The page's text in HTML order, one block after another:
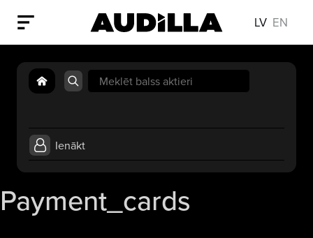
LV EN
Search
for:
Ienākt
Payment_cards